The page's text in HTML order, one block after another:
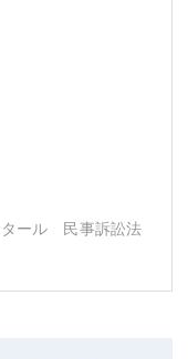
タール 民事訴訟法